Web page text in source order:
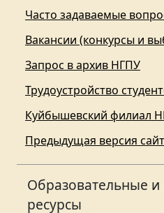
Часто задаваемые
Вакансии (конкурсы и
Запрос в архив НГПУ
Трудоустройство
Куйбышевский филиал
Предыдущая версия
Образовательные
ресурсы